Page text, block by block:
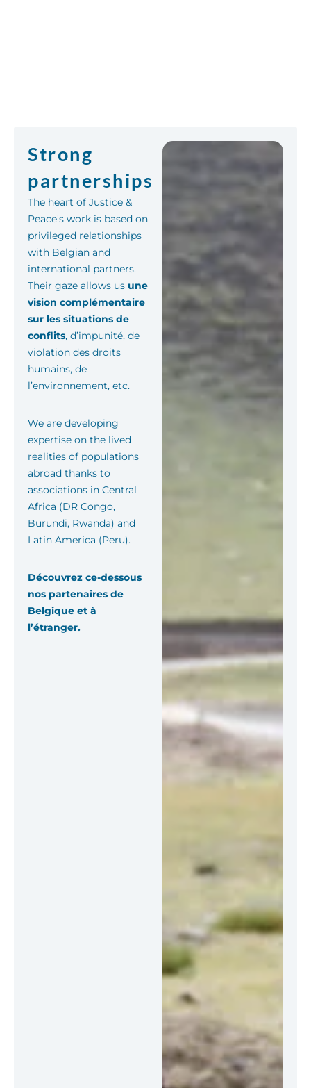
Strong
partnerships
The heart of Justice &
Peace's work is based on
privileged relationships
with Belgian and
international partners.
Their gaze allows us une
vision complémentaire
sur les situations de
conflits, d’impunité, de
violation des droits
humains, de
l’environnement, etc.
We are developing
expertise on the lived
realities of populations
abroad thanks to
associations in Central
Africa (DR Congo,
Burundi, Rwanda) and
Latin America (Peru).
Découvrez ce-dessous
nos partenaires de
Belgique et à
l’étranger.